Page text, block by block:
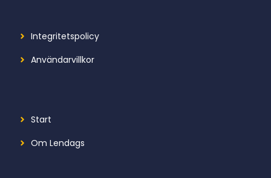
Integritetspolicy
Användarvillkor
Start
Om Lendags